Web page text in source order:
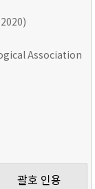
Association
괄호 인용